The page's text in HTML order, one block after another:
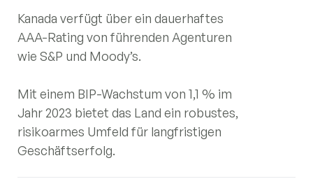
Kanada verfügt über ein dauerhaftes
AAA-Rating von führenden Agenturen
wie S&P und Moody’s.
Mit einem BIP-Wachstum von 1,1 % im
Jahr 2023 bietet das Land ein robustes,
risikoarmes Umfeld für langfristigen
Geschäftserfolg.